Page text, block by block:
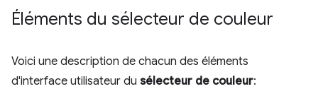
Éléments du sélecteur de couleur
Voici une description de chacun des éléments
d'interface utilisateur du sélecteur de couleur: